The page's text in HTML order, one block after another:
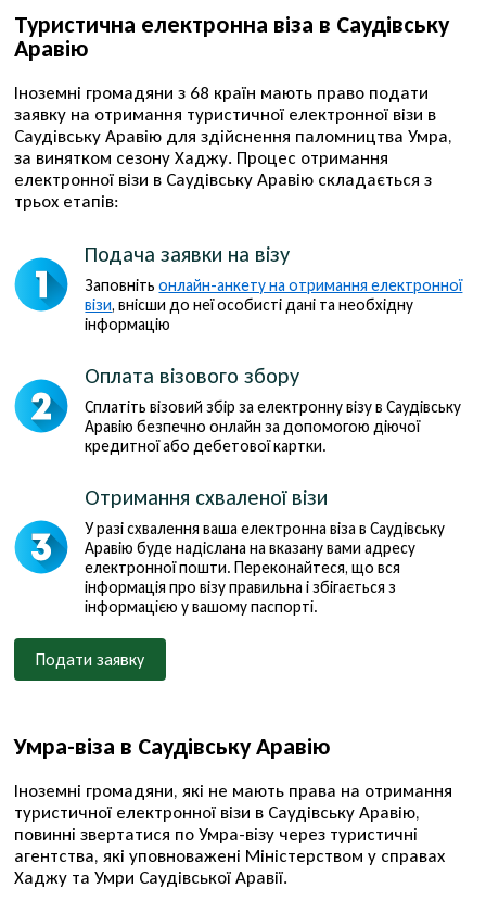
Туристична електронна віза в Саудівську
Аравію
Іноземні громадяни з 68 країн мають право подати
заявку на отримання туристичної електронної візи в
Саудівську Аравію для здійснення паломництва Умра,
за винятком сезону Хаджу. Процес отримання
електронної візи в Саудівську Аравію складається з
трьох етапів:
Подача заявки на візу
Заповнітьонлайн-анкету на отримання електронної
візи, внісши до неї особисті дані та необхідну
інформацію
Оплата візового збору
Сплатіть візовий збір за електронну візу в Саудівську
Аравію безпечно онлайн за допомогою діючої
кредитної або дебетової картки.
Отримання схваленої візи
У разі схвалення ваша електронна віза в Саудівську
Аравію буде надіслана на вказану вами адресу
електронної пошти. Переконайтеся, що вся
інформація про візу правильна і збігається з
інформацією у вашому паспорті.
Подати заявку
Умра-віза в Саудівську Аравію
Іноземні громадяни, які не мають права на отримання
туристичної електронної візи в Саудівську Аравію,
повинні звертатися по Умра-візу через туристичні
агентства, які уповноважені Міністерством у справах
Хаджу та Умри Саудівської Аравії.